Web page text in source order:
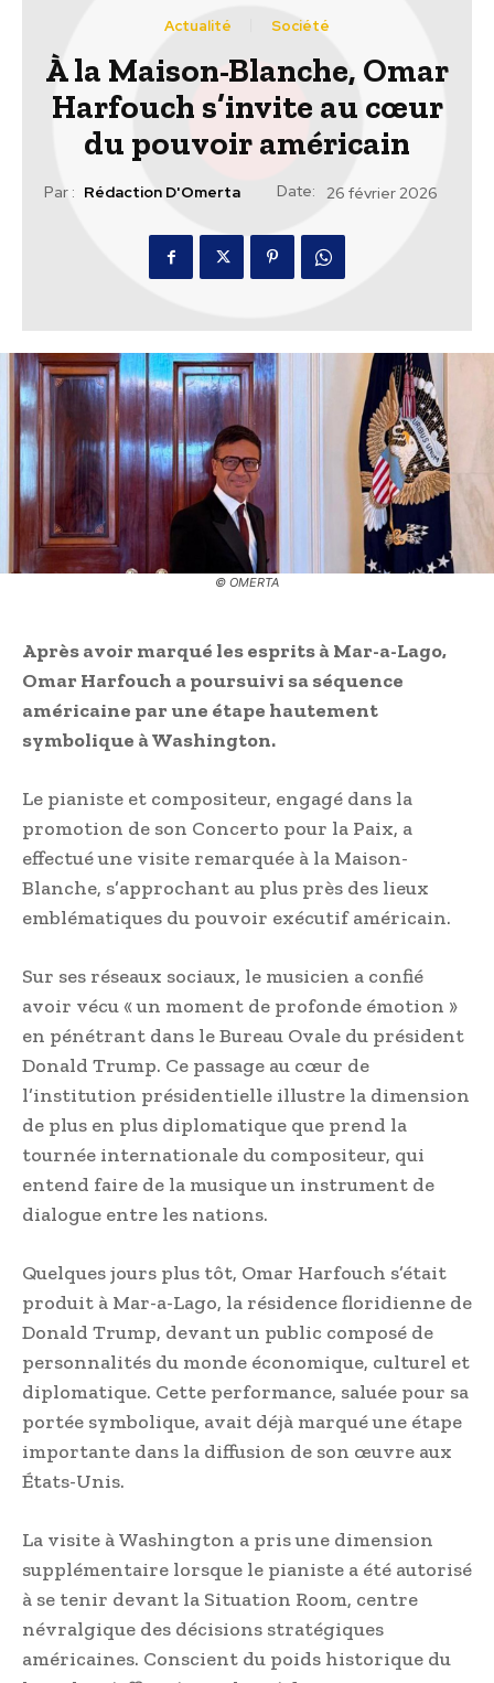
Actualité Société
À la Maison-Blanche, Omar
Harfouch s’invite au cœur
du pouvoir américain
Par : Rédaction D'Omerta Date: 26 février 2026
© OMERTA
Après avoir marqué les esprits à Mar-a-Lago,
Omar Harfouch a poursuivi sa séquence
américaine par une étape hautement
symbolique à Washington.
Le pianiste et compositeur, engagé dans la
promotion de son Concerto pour la Paix, a
effectué une visite remarquée à la Maison-
Blanche, s’approchant au plus près des lieux
emblématiques du pouvoir exécutif américain.
Sur ses réseaux sociaux, le musicien a confié
avoir vécu « un moment de profonde émotion »
en pénétrant dans le Bureau Ovale du président
Donald Trump. Ce passage au cœur de
l’institution présidentielle illustre la dimension
de plus en plus diplomatique que prend la
tournée internationale du compositeur, qui
entend faire de la musique un instrument de
dialogue entre les nations.
Quelques jours plus tôt, Omar Harfouch s’était
produit à Mar-a-Lago, la résidence floridienne de
Donald Trump, devant un public composé de
personnalités du monde économique, culturel et
diplomatique. Cette performance, saluée pour sa
portée symbolique, avait déjà marqué une étape
importante dans la diffusion de son œuvre aux
États-Unis.
La visite à Washington a pris une dimension
supplémentaire lorsque le pianiste a été autorisé
à se tenir devant la Situation Room, centre
névralgique des décisions stratégiques
américaines. Conscient du poids historique du